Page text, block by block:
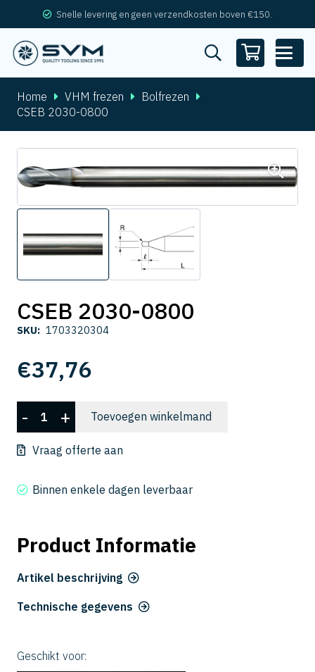
Snelle levering en geen verzendkosten boven €150.
Home VHM frezen
Bolfrezen
CSEB 2030-0800
CSEB 2030-0800
SKU: 1703320304
€37,76
CSEB
2030-
0800
- + Toevoegen winkelmand
Vraag offerte aan
Binnen enkele dagen leverbaar
Product Informatie
Artikel beschrijving
Technische gegevens
Geschikt voor: